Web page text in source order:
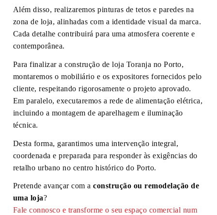
Além disso, realizaremos pinturas de tetos e paredes na
zona de loja, alinhadas com a identidade visual da marca.
Cada detalhe contribuirá para uma atmosfera coerente e
contemporânea.
Para finalizar a construção de loja Toranja no Porto,
montaremos o mobiliário e os expositores fornecidos pelo
cliente, respeitando rigorosamente o projeto aprovado.
Em paralelo, executaremos a rede de alimentação elétrica,
incluindo a montagem de aparelhagem e iluminação
técnica.
Desta forma, garantimos uma intervenção integral,
coordenada e preparada para responder às exigências do
retalho urbano no centro histórico do Porto.
Pretende avançar com aconstrução ou remodelação de
uma loja?
Fale connosco e transforme o seu espaço comercial num